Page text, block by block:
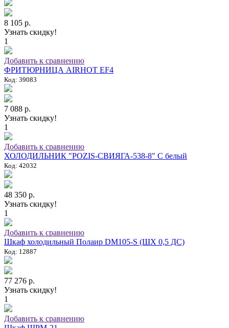
8 105 р.
Узнать скидку!
1
Добавить к сравнению
ФРИТЮРНИЦА AIRHOT EF4
Код: 39083
7 088 р.
Узнать скидку!
1
Добавить к сравнению
ХОЛОДИЛЬНИК "POZIS-СВИЯГА-538-8" C белый
Код: 42032
48 350 р.
Узнать скидку!
1
Добавить к сравнению
Шкаф холодильный Полаир DM105-S (ШХ 0,5 ДС)
Код: 12887
77 276 р.
Узнать скидку!
1
Добавить к сравнению